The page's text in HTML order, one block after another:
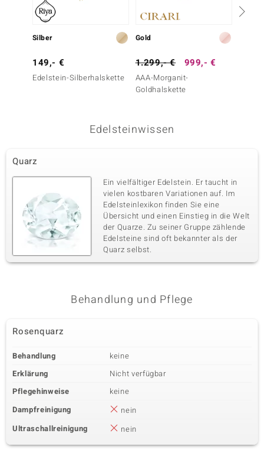
Silber
149,- €
Edelstein-Silberhalskette
Gold
1.299,- € 999,- €
AAA-Morganit-
Goldhalskette
Edelsteinwissen
Quarz
Ein vielfältiger Edelstein. Er taucht in
vielen kostbaren Variationen auf. Im
Edelsteinlexikon finden Sie eine
Übersicht und einen Einstieg in die Welt
der Quarze. Zu seiner Gruppe zählende
Edelsteine sind oft bekannter als der
Quarz selbst.
Behandlung und Pflege
Rosenquarz
Behandlung
keine
Erklärung
Nicht verfügbar
Pflegehinweise
keine
Dampfreinigung
nein
Ultraschallreinigung
nein